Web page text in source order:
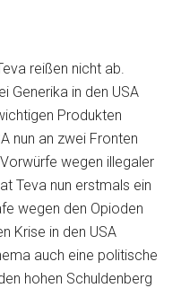
reißen nicht ab.
Generika in den USA
Produkten
nun an zwei Fronten
wegen illegaler
Teva nun erstmals ein
wegen den Opioden
Krise in den USA
auch eine politische
hohen Schuldenberg